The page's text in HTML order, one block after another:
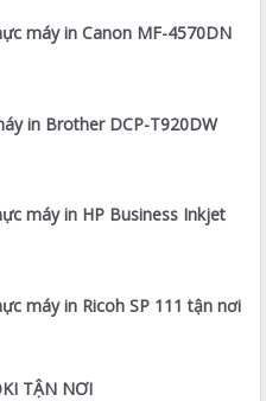
máy in Canon MF-4570DN
in Brother DCP-T920DW
máy in HP Business Inkjet
máy in Ricoh SP 111 tận nơi
TẬN NƠI